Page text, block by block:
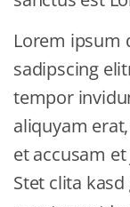
Lorem ipsum
sadipscing
tempor
aliquyam
et accusam
Stet clita